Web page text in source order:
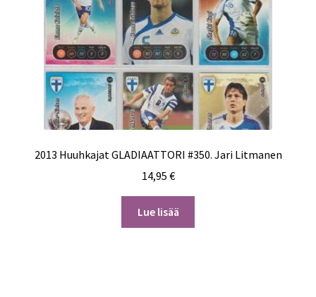
2013 Huuhkajat GLADIAATTORI #350. Jari Litmanen
14,95 €
Lue lisää